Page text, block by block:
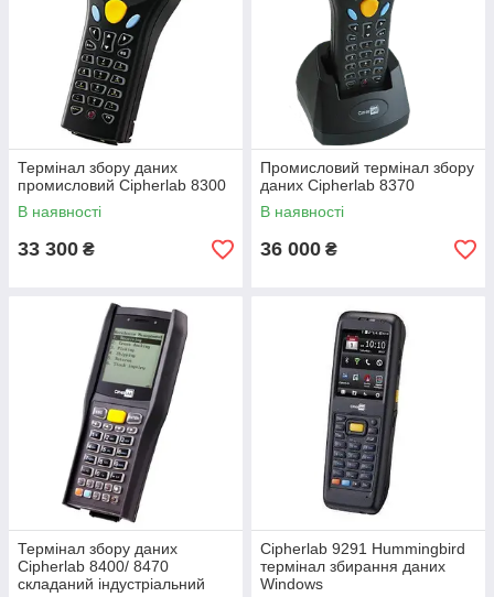
Термінал збору даних
промисловий Cipherlab 8300
В наявності
33 300 ₴
Промисловий термінал збору
даних Cipherlab 8370
В наявності
36 000 ₴
Термінал збору даних
Cipherlab 8400/ 8470
складаний індустріальний
Cipherlab 9291 Hummingbird
термінал збирання даних
Windows